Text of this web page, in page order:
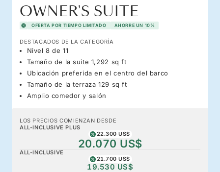
OWNER'S SUITE
OFERTA POR TIEMPO LIMITADO AHORRE UN 10%
DESTACADOS DE LA CATEGORÍA
Nivel 8 de 11
Tamaño de la suite 1,292 sq ft
Ubicación preferida en el centro del barco
Tamaño de la terraza 129 sq ft
Amplio comedor y salón
LOS PRECIOS COMIENZAN DESDE
ALL-INCLUSIVE PLUS
22.300 US$
20.070 US$
ALL-INCLUSIVE
21.700 US$
19.530 US$